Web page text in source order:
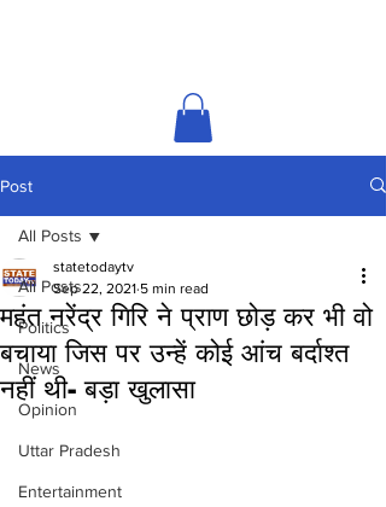
Post
All Posts
Politics
News
Opinion
Uttar Pradesh
Entertainment
All Posts
महंत नरेंद्र गिरि ने प्राण छोड़ कर भी वो
बचाया जिस पर उन्हें कोई आंच बर्दाश्त
नहीं थी- बड़ा खुलासा
statetodaytv
Sep 22, 2021 5 min read